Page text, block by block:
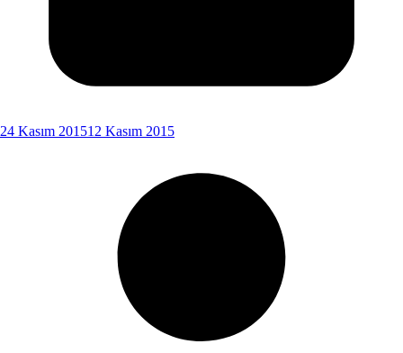
24 Kasım 201512 Kasım 2015